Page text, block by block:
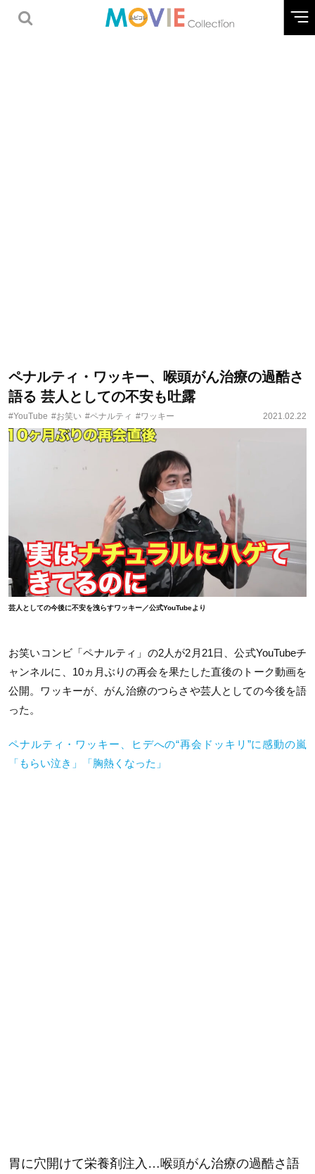
ペナルティ・ワッキー、喉頭がん治療の過酷さ
語る 芸人としての不安も吐露
#YouTube #お笑い #ペナルティ #ワッキー 2021.02.22
芸人としての今後に不安を洩らすワッキー／公式YouTubeより
お笑いコンビ「ペナルティ」の2人が2月21日、公式YouTubeチ
ャンネルに、10ヵ月ぶりの再会を果たした直後のトーク動画を
公開。ワッキーが、がん治療のつらさや芸人としての今後を語
った。
ペナルティ・ワッキー、ヒデへの“再会ドッキリ”に感動の嵐
「もらい泣き」「胸熱くなった」
胃に穴開けて栄養剤注入…喉頭がん治療の過酷さ語